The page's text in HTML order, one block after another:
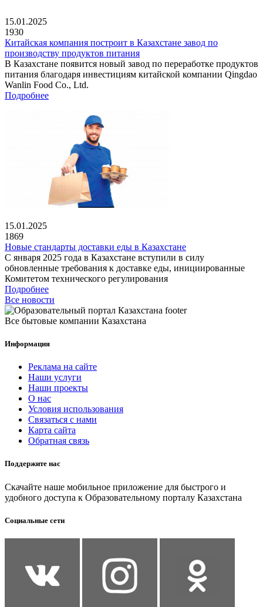
15.01.2025
1930
Китайская компания построит в Казахстане завод по
производству продуктов питания
В Казахстане появится новый завод по переработке продуктов
питания благодаря инвестициям китайской компании Qingdao
Wanlin Food Co., Ltd.
Подробнее
15.01.2025
1869
Новые стандарты доставки еды в Казахстане
С января 2025 года в Казахстане вступили в силу
обновленные требования к доставке еды, инициированные
Комитетом технического регулирования
Подробнее
Все новости
Все бытовые компании Казахстана
Информация
Реклама на сайте
Наши услуги
Наши проекты
О нас
Условия использования
Связаться с нами
Карта сайта
Обратная связь
Поддержите нас
Скачайте наше мобильное приложение для быстрого и
удобного доступа к Образовательному порталу Казахстана
Социальные сети